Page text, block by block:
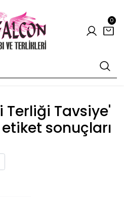
0
Terliği Tavsiye'
sonuçları